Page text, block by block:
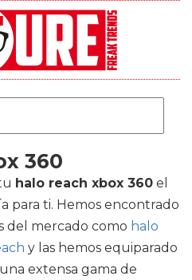
360
halo reach xbox 360 el
para ti. Hemos encontrado
del mercado como halo
y las hemos equiparado
extensa gama de